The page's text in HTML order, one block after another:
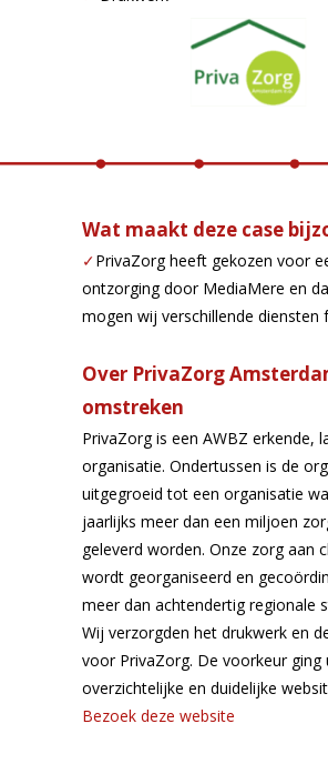
Wat maakt deze case
✓PrivaZorg heeft gekozen voor
ontzorging door MediaMere en
mogen wij verschillende diensten
Over PrivaZorg
omstreken
PrivaZorg is een AWBZ erkende,
organisatie. Ondertussen is de
uitgegroeid tot een organisatie
jaarlijks meer dan een miljoen
geleverd worden. Onze zorg aan
wordt georganiseerd en
meer dan achtendertig regionale
Wij verzorgden het drukwerk en
voor PrivaZorg. De voorkeur ging
overzichtelijke en duidelijke
Bezoek deze website